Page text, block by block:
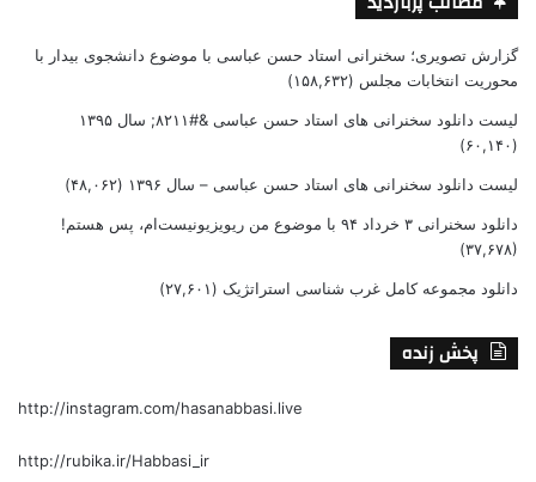
گزارش تصویری؛ سخنرانی استاد حسن عباسی با موضوع دانشجوی بیدار با
محوریت انتخابات مجلس (۱۵۸,۶۳۲)
لیست دانلود سخنرانی های استاد حسن عباسی &#۸۲۱۱; سال ۱۳۹۵
(۶۰,۱۴۰)
لیست دانلود سخنرانی های استاد حسن عباسی – سال ۱۳۹۶ (۴۸,۰۶۲)
دانلود سخنرانی ۳ خرداد ۹۴ با موضوع من ریویزیونیست‌ام، پس هستم!
(۳۷,۶۷۸)
دانلود مجموعه کامل غرب شناسی استراتژیک (۲۷,۶۰۱)
پخش زنده
http://instagram.com/hasanabbasi.live
http://rubika.ir/Habbasi_ir